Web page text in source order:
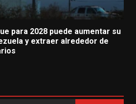
para 2028 puede aumentar su
y extraer alrededor de